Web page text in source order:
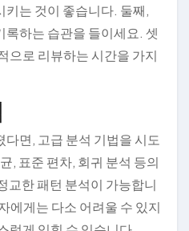
는 것이 좋습니다. 둘째,
록하는 습관을 들이세요. 셋
으로 리뷰하는 시간을 가지
면, 고급 분석 기법을 시도
, 표준 편차, 회귀 분석 등의
교한 패턴 분석이 가능합니
에게는 다소 어려울 수 있지